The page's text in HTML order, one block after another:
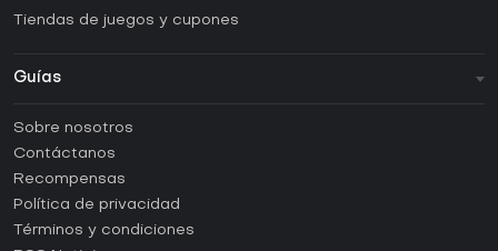
Tiendas de juegos y cupones
Guías
Guías y tutoriales
¿Cómo activar una CD Key de Steam?
¿Cómo activar una CD Key de Epic Games?
¿Cómo activar una CD Key de GOG?
Sobre nosotros
Contáctanos
Recompensas
Política de privacidad
Términos y condiciones